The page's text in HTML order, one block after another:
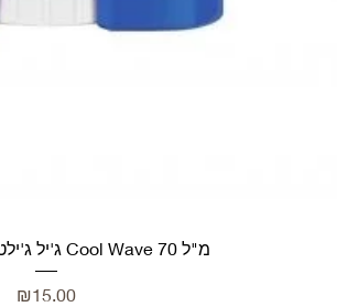
ג'יל ג'ילט אנטיפרספירנט Cool Wave מ"ל 70
Price
₪15.00